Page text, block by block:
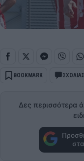
BOOKMARK
Δες περισσότερα